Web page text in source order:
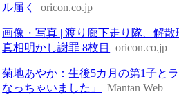
ル届く
oricon.co.jp
画像・写真 | 渡り廊下走り隊、解
真相明かし謝罪 8枚目
oricon.co.jp
菊地あやか：生後5カ月の第1子と
なっちゃいました」
Mantan Web